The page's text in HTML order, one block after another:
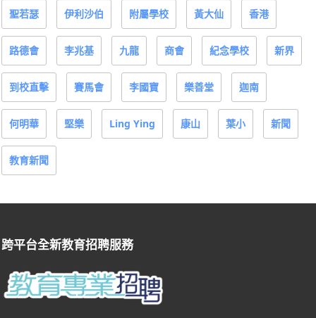
聖若瑟 伊利沙伯 附屬學校 黃大仙 香港
路德會 李兆基 九龍 商會 紀念學校 新界
到校直擊 賽馬會 李國寶 樂善堂 迦南
何明華 堅樂 Ling Ying 康山 葉小 新聞
教育新聞
跨平台全新教育招聘服務